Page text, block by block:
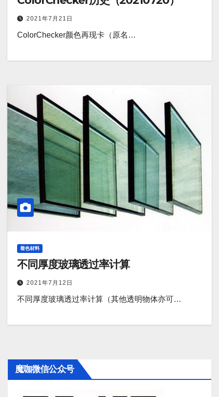
2021年7月21日
ColorChecker颜色再现卡（原名…
着色材料
不同厚度玻璃透过率计算
2021年7月12日
不同厚度玻璃透过率计算（其他透明物体亦可…
魔咖微信公众号